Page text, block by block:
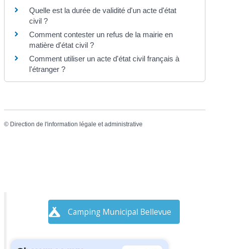
Quelle est la durée de validité d'un acte d'état
civil ?
Comment contester un refus de la mairie en
matière d'état civil ?
Comment utiliser un acte d'état civil français à
l'étranger ?
© Direction de l'information légale et administrative
Camping Municipal Bellevue